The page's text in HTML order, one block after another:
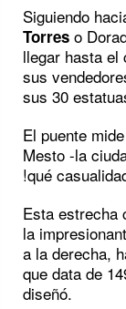
Siguiendo
Torres o
llegar hasta el
sus
sus 30
El puente
Mesto -la
!qué
Esta estrecha
la
a la derecha,
que data de
diseñó.